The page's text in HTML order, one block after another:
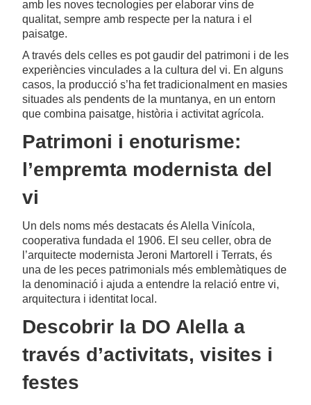
amb les noves tecnologies per elaborar vins de
qualitat, sempre amb respecte per la natura i el
paisatge.
A través dels celles es pot gaudir del patrimoni i de les
experiències vinculades a la cultura del vi. En alguns
casos, la producció s’ha fet tradicionalment en masies
situades als pendents de la muntanya, en un entorn
que combina paisatge, història i activitat agrícola.
Patrimoni i enoturisme:
l’empremta modernista del
vi
Un dels noms més destacats és Alella Vinícola,
cooperativa fundada el 1906. El seu celler, obra de
l’arquitecte modernista Jeroni Martorell i Terrats, és
una de les peces patrimonials més emblemàtiques de
la denominació i ajuda a entendre la relació entre vi,
arquitectura i identitat local.
Descobrir la DO Alella a
través d’activitats, visites i
festes